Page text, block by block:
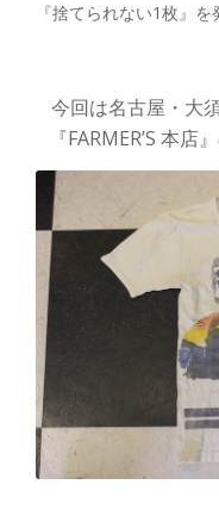
『捨てられない1枚』
今回は名古屋・大
『FARMER’S 本店